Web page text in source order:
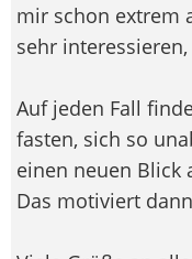
mir schon extrem
sehr
Auf jeden Fall
fasten, sich so
einen neuen Blick
Das motiviert